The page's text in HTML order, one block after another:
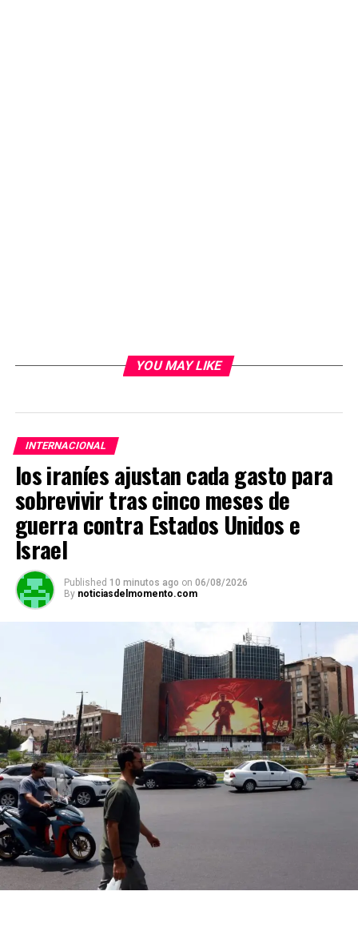
YOU MAY LIKE
INTERNACIONAL
los iraníes ajustan cada gasto para
sobrevivir tras cinco meses de
guerra contra Estados Unidos e
Israel
Published 10 minutos ago on 06/08/2026
By noticiasdelmomento.com